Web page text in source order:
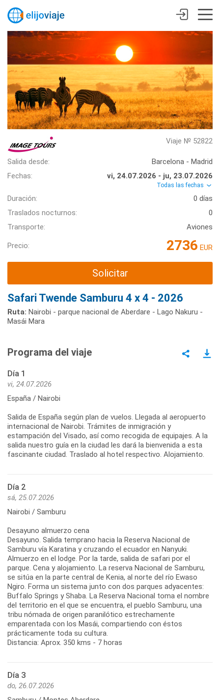
Viaje № 52822
Salida desde:
Barcelona - Madrid
Fechas:
vi, 24.07.2026 - ju, 23.07.2026
Todas las fechas
Duración:
0 días
Traslados nocturnos:
0
Transporte:
Aviones
Precio: 2736 EUR
Solicitar
Safari Twende Samburu 4 x 4 - 2026
Ruta: Nairobi - parque nacional de Aberdare - Lago Nakuru -
Masái Mara
Programa del viaje
Día 1
vi, 24.07.2026
España / Nairobi
Salida de España según plan de vuelos. Llegada al aeropuerto
internacional de Nairobi. Trámites de inmigración y
estampación del Visado, así como recogida de equipajes. A la
salida nuestro guía en la ciudad les dará la bienvenida a esta
fascinante ciudad. Traslado al hotel respectivo. Alojamiento.
Día 2
sá, 25.07.2026
Nairobi / Samburu
Desayuno almuerzo cena
Desayuno. Salida temprano hacia la Reserva Nacional de
Samburu vía Karatina y cruzando el ecuador en Nanyuki.
Almuerzo en el lodge. Por la tarde, salida de safari por el
parque. Cena y alojamiento. La reserva Nacional de Samburu,
se sitúa en la parte central de Kenia, al norte del río Ewaso
Ngiro. Forma un sistema junto con dos parques adyacentes:
Buffalo Springs y Shaba. La Reserva Nacional toma el nombre
del territorio en el que se encuentra, el pueblo Samburu, una
tribu nómada de origen paranilótico estrechamente
emparentada con los Masái, compartiendo con éstos
prácticamente toda su cultura.
Distancia: Aprox. 350 kms - 7 horas
Día 3
do, 26.07.2026